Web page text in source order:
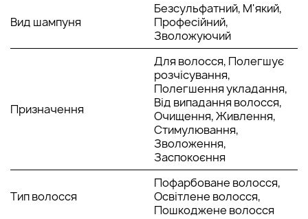
Шампунь Canapa Wash від Philip
Martins містить натуральні інгредієнти і не містить
шкідливих хімічних добавок, таких як парабени, SLS і
силікони. Він підходить для щоденного використання і для
Рекомендації щодо застосування:Рівномірно розподіліть
невелику кількість шампуню на вологому волоссі та шкірі
голови. Спіньте, помасажуйте кілька хвилин, потім
ретельно змийте засіб водою.
Зберігайте шампунь Canapa
Wash у прохолодному і сухому місці, подалі від прямих
сонячних променів і недоступному для дітей. Щільно
закрийте кришку після використання
Вид шампуня
Безсульфатний, М'який,
Професійний,
Зволожуючий
Призначення
Для волосся, Полегшує
розчісування,
Полегшення укладання,
Від випадання волосся,
Очищення, Живлення,
Стимулювання,
Зволоження,
Заспокоєння
Тип волосся
Пофарбоване волосся,
Освітлене волосся,
Пошкоджене волосся